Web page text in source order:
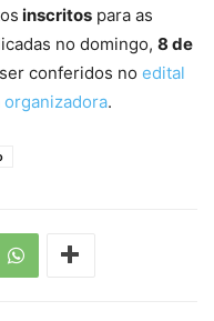
inscritos para as
no domingo, 8 de
conferidos no edital
organizadora.